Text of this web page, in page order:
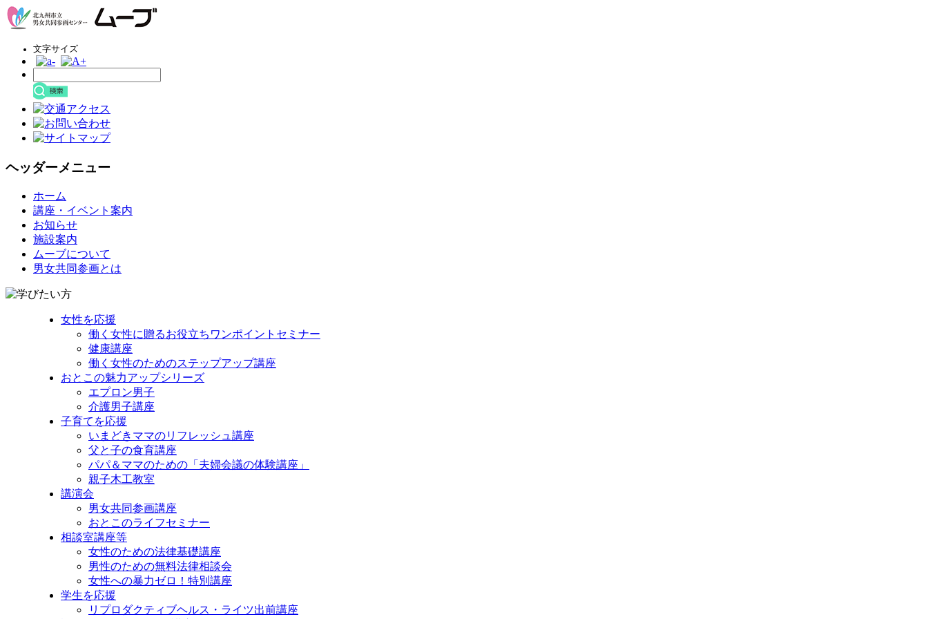
文字サイズ
ヘッダーメニュー
キ
ホーム
講座・イベント案内
お知らせ
施設案内
ムーブについて
男女共同参画とは
女性を応援
働く女性に贈るお役立ちワンポイントセミナー
健康講座
働く女性のためのステップアップ講座
おとこの魅力アップシリーズ
エプロン男子
介護男子講座
子育てを応援
いまどきママのリフレッシュ講座
父と子の食育講座
パパ＆ママのための「夫婦会議の体験講座」
親子木工教室
講演会
男女共同参画講座
おとこのライフセミナー
相談室講座等
女性のための法律基礎講座
男性のための無料法律相談会
女性への暴力ゼロ！特別講座
学生を応援
リプロダクティブヘルス・ライツ出前講座